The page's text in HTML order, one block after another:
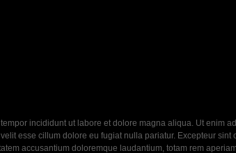
incididunt ut labore et dolore magna aliqua. Ut enim
esse cillum dolore eu fugiat nulla pariatur. Excepteur
accusantium doloremque laudantium, totam rem